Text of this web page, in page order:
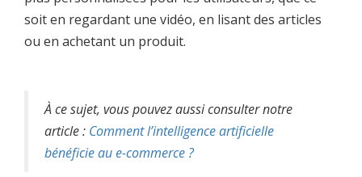
soit en regardant une vidéo, en lisant des articles
ou en achetant un produit.
À ce sujet, vous pouvez aussi consulter notre
article : Comment l’intelligence artificielle
bénéficie au e-commerce ?